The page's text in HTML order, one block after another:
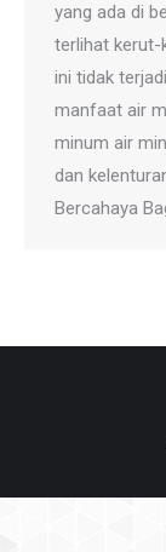
yang ada di
terlihat kerut-
ini tidak
manfaat air
minum air
dan
Bercahaya